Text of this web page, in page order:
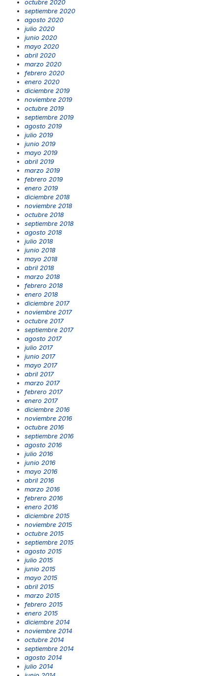
octubre 2020
septiembre 2020
agosto 2020
julio 2020
junio 2020
mayo 2020
abril 2020
marzo 2020
febrero 2020
enero 2020
diciembre 2019
noviembre 2019
octubre 2019
septiembre 2019
agosto 2019
julio 2019
junio 2019
mayo 2019
abril 2019
marzo 2019
febrero 2019
enero 2019
diciembre 2018
noviembre 2018
octubre 2018
septiembre 2018
agosto 2018
julio 2018
junio 2018
mayo 2018
abril 2018
marzo 2018
febrero 2018
enero 2018
diciembre 2017
noviembre 2017
octubre 2017
septiembre 2017
agosto 2017
julio 2017
junio 2017
mayo 2017
abril 2017
marzo 2017
febrero 2017
enero 2017
diciembre 2016
noviembre 2016
octubre 2016
septiembre 2016
agosto 2016
julio 2016
junio 2016
mayo 2016
abril 2016
marzo 2016
febrero 2016
enero 2016
diciembre 2015
noviembre 2015
octubre 2015
septiembre 2015
agosto 2015
julio 2015
junio 2015
mayo 2015
abril 2015
marzo 2015
febrero 2015
enero 2015
diciembre 2014
noviembre 2014
octubre 2014
septiembre 2014
agosto 2014
julio 2014